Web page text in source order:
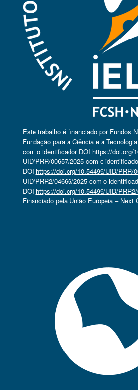
Este trabalho é financiado por Fundos
Fundação para a Ciência e a
com o identificador DOI https://doi.org/
UID/PRR/00657/2025 com o
DOI https://doi.org/10.54499/UID/PRR/
UID/PRR2/04666/2025 com o
DOI https://doi.org/10.54499/UID/
Financiado pela União Europeia – Next